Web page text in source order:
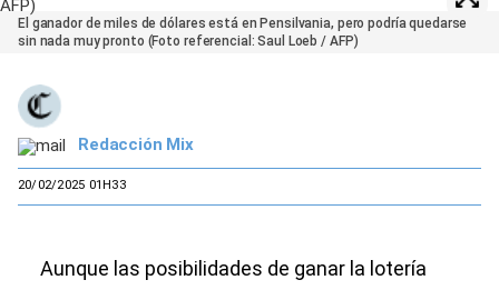
El ganador de miles de dólares está en Pensilvania, pero podría quedarse
sin nada muy pronto (Foto referencial: Saul Loeb / AFP)
Redacción Mix
20/02/2025 01H33
Aunque las posibilidades de ganar la lotería